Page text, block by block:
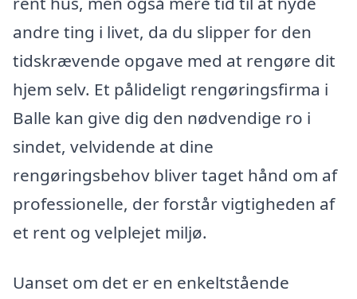
andre ting i livet, da du slipper for den
tidskrævende opgave med at rengøre dit
hjem selv. Et pålideligt rengøringsfirma i
Balle kan give dig den nødvendige ro i
sindet, velvidende at dine
rengøringsbehov bliver taget hånd om af
professionelle, der forstår vigtigheden af
et rent og velplejet miljø.
Uanset om det er en enkeltstående